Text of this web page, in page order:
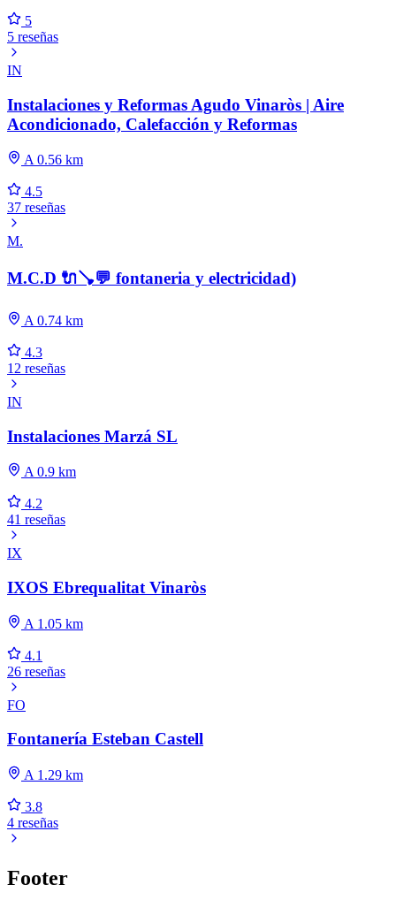
5
5 reseñas
IN
Instalaciones y Reformas Agudo Vinaròs | Aire
Acondicionado, Calefacción y Reformas
A 0.56 km
4.5
37 reseñas
M.
M.C.D 🔌🪠💬 fontaneria y electricidad)
A 0.74 km
4.3
12 reseñas
IN
Instalaciones Marzá SL
A 0.9 km
4.2
41 reseñas
IX
IXOS Ebrequalitat Vinaròs
A 1.05 km
4.1
26 reseñas
FO
Fontanería Esteban Castell
A 1.29 km
3.8
4 reseñas
Footer